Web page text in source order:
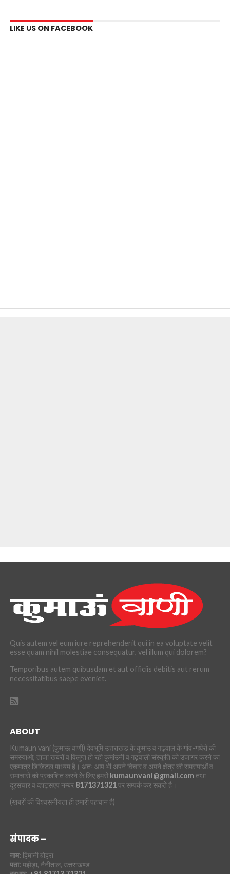
LIKE US ON FACEBOOK
Quis autem vel eum iure reprehenderit qui in ea voluptate velit
esse quam nihil molestiae consequatur, vel illum qui dolorem?
Temporibus autem quibusdam et aut officiis debitis aut rerum
necessitatibus saepe eveniet.
ABOUT
Kumaun vani (कुमाऊं वाणी) देवभूमि उत्तराखंड के कुमांउ व गढ़वाल के गांव-गधेरों की
समस्याओ, ताजा खबरों व विलुप्त हो रही कुमांउनी व गढ़वाली संस्कृति को उजागर करने का
एकमात्र डिजिटल माध्यम है। अतः आप भी अपने विचार व अपने क्षेत्र की समस्याओं व
समाचारों को प्रकाशित करने के लिए हमसे kumaunvani@gmail.com तथा
दूरसंचार व व्हाट्सएप नम्बर 8171371321पर सम्पर्क कर सकते है।
(खबरों की विश्वसनीयता ही हमारी पहचान है)
संपादक –
नाम: हिमानी बोहरा
पता: मझेड़ा, नैनीताल, उत्तराखण्ड